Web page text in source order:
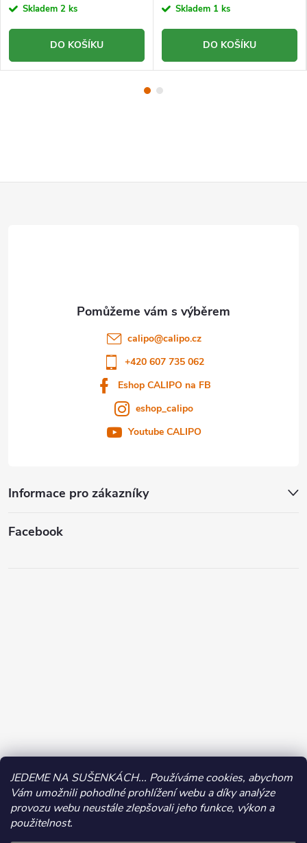
JEDEME NA SUŠENKÁCH... Používáme cookies, abychom
Vám umožnili pohodlné prohlížení webu a díky analýze
provozu webu neustále zlepšovali jeho funkce, výkon a
použitelnost.
cena:Skladem 2 ks
DO KOŠÍKU
cena:Skladem 1 ks
DO KOŠÍKU
Informace pro zákazníky
calipo@calipo.cz
+420 607 735 062
Eshop CALIPO na FB
eshop_calipo
Youtube CALIPO
Facebook